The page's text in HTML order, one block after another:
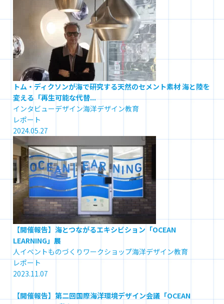
トム・ディクソンが海で研究する天然のセメント素材 海と陸を
変える「再生可能な代替...
インタビューデザイン海洋デザイン教育
レポート
2024.05.27
【開催報告】海とつながるエキシビション「OCEAN
LEARNING」展
人イベントものづくり ワークショップ海洋デザイン教育
レポート
2023.11.07
【開催報告】第二回国際海洋環境デザイン会議「OCEAN